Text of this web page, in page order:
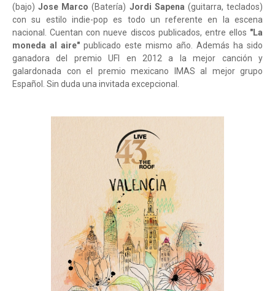
(bajo)Jose Marco (Batería) Jordi Sapena (guitarra, teclados)
con su estilo indie-pop es todo un referente en la escena
nacional. Cuentan con nueve discos publicados, entre ellos "La
moneda al aire" publicado este mismo año. Además ha sido
ganadora del premio UFI en 2012 a la mejor canción y
galardonada con el premio mexicano IMAS al mejor grupo
Español. Sin duda una invitada excepcional.